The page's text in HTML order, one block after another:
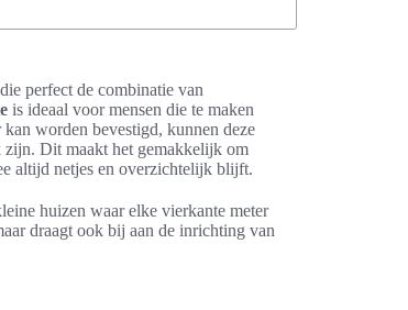
perfect de combinatie van
is ideaal voor mensen die te maken
worden bevestigd, kunnen deze
zijn. Dit maakt het gemakkelijk om
altijd netjes en overzichtelijk blijft.
huizen waar elke vierkante meter
draagt ook bij aan de inrichting van